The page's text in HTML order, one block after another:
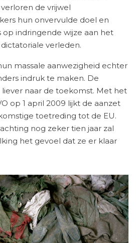
de vrijwel
hun onvervulde doel en
op indringende wijze aan het
verleden.
massale aanwezigheid echter
indruk te maken. De
naar de toekomst. Met het
op 1 april 2009 lijkt de aanzet
toetreding tot de EU.
nog zeker tien jaar zal
het gevoel dat ze er klaar